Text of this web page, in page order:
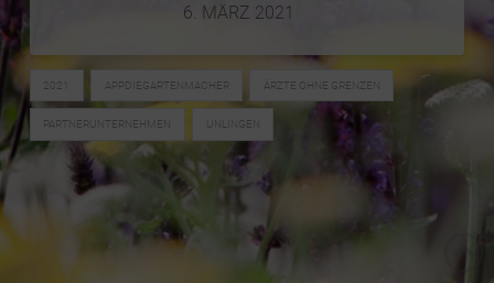
6. MÄRZ 2021
2021 APPDIEGARTENMACHER ÄRZTE OHNE GRENZEN
PARTNERUNTERNEHMEN UNLINGEN